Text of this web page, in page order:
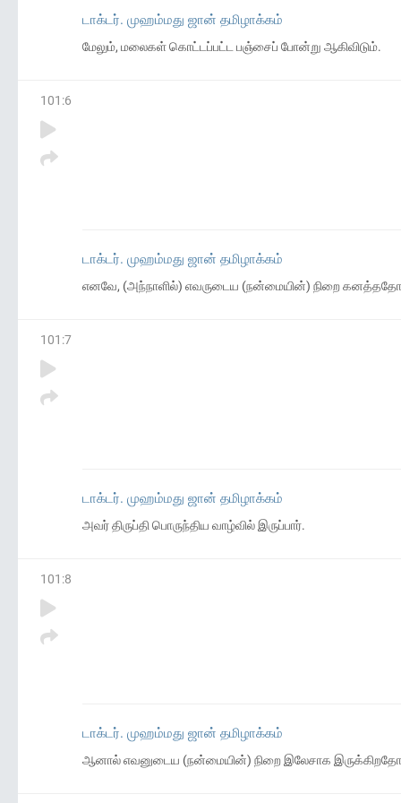
டாக்டர். முஹம்மது ஜான் தமிழாக்கம்
மேலும், மலைகள் கொட்டப்பட்ட பஞ்சைப் போன்று ஆகிவிடும்.
101 :6
டாக்டர். முஹம்மது ஜான் தமிழாக்கம்
எனவே, (அந்நாளில்) எவருடைய (நன்மையின்) நிறை
101 :7
டாக்டர். முஹம்மது ஜான் தமிழாக்கம்
அவர் திருப்தி பொருந்திய வாழ்வில் இருப்பார்.
101 :8
டாக்டர். முஹம்மது ஜான் தமிழாக்கம்
ஆனால் எவனுடைய (நன்மையின்) நிறை இலேசாக